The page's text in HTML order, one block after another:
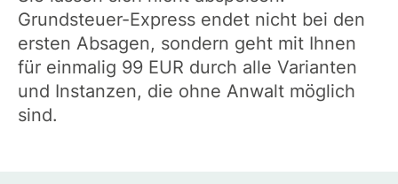
Grundsteuer-Express endet nicht bei den
ersten Absagen, sondern geht mit Ihnen
für einmalig 99 EUR durch alle Varianten
und Instanzen, die ohne Anwalt möglich
sind.